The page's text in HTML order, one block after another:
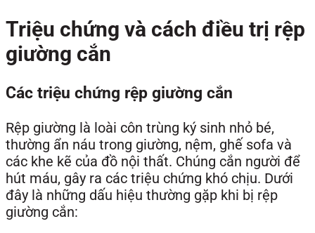
Triệu chứng và cách điều trị rệp
giường cắn
Các triệu chứng rệp giường cắn
Rệp giường là loài côn trùng ký sinh nhỏ bé,
thường ẩn náu trong giường, nệm, ghế sofa và
các khe kẽ của đồ nội thất. Chúng cắn người để
hút máu, gây ra các triệu chứng khó chịu. Dưới
đây là những dấu hiệu thường gặp khi bị rệp
giường cắn: